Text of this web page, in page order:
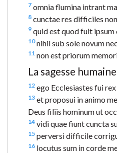
7 omnia flumina intrant
8 cunctae res difficiles
9 quid est quod fuit
10nihil sub sole novum
11 non est priorum
La sagesse humaine
12 ego Ecclesiastes fui
13 et proposui in animo
Deus filiis hominum ut
14 vidi quae fiunt cuncta
15 perversi difficile
16 locutus sum in corde